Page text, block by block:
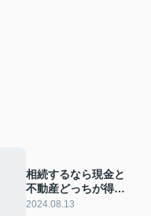
相続するなら現金と
不動産どっちが得？
双方のメリット・デ
2024.08.13